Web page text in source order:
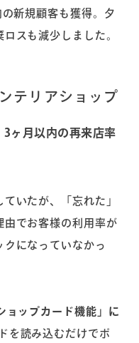
新規顧客も獲得。夕
スも減少しました。
テリアショップ
ヶ月以内の再来店率
いたが、「忘れた」
由でお客様の利用率が
になっていなかっ
ョップカード機能」に
を読み込むだけでポ